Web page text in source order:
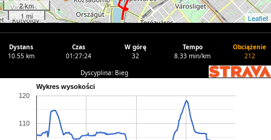
2 km
1 mi
Leaflet
Dystans
10.55 km
Czas
01:27:24
W górę
32
Tempo
8.33 min/km
Obciążenie
212
Dyscyplina: Bieg
Wykres wysokości
110
120